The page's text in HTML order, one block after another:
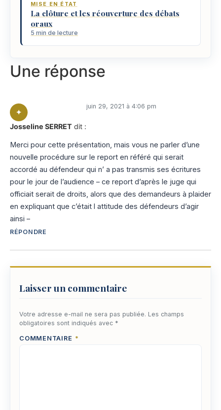
MISE EN ÉTAT
La clôture et les réouverture des débats
oraux
5 min de lecture
Une réponse
Josseline SERRET dit :
juin 29, 2021 à 4:06 pm
Merci pour cette présentation, mais vous ne parler d’une
nouvelle procédure sur le report en référé qui serait
accordé au défendeur qui n’ a pas transmis ses écritures
pour le jour de l’audience – ce report d’après le juge qui
officiait serait de droits, alors que des demandeurs à plaider
en expliquant que c’était l attitude des défendeurs d’agir
ainsi –
RÉPONDRE
Laisser un commentaire
Votre adresse e-mail ne sera pas publiée. Les champs
obligatoires sont indiqués avec *
COMMENTAIRE *